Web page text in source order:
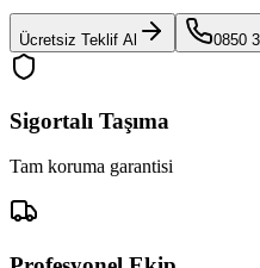
Ücretsiz Teklif Al 0850
Sigortalı Taşıma
Tam koruma garantisi